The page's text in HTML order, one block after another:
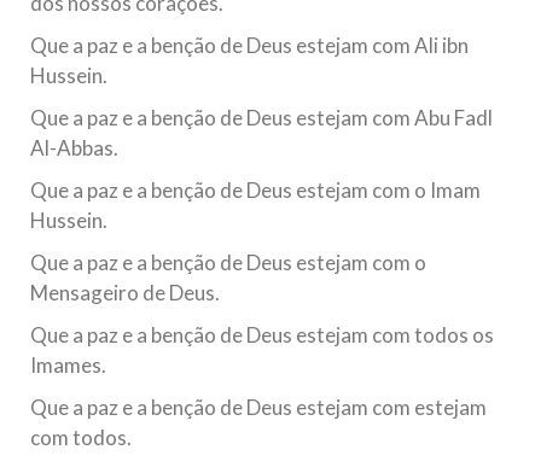
Que a paz e a benção de Deus estejam com Ali ibn
Hussein.
Que a paz e a benção de Deus estejam com Abu Fadl
Al-Abbas.
Que a paz e a benção de Deus estejam com o Imam
Hussein.
Que a paz e a benção de Deus estejam com o
Mensageiro de Deus.
Que a paz e a benção de Deus estejam com todos os
Imames.
Que a paz e a benção de Deus estejam com estejam
com todos.